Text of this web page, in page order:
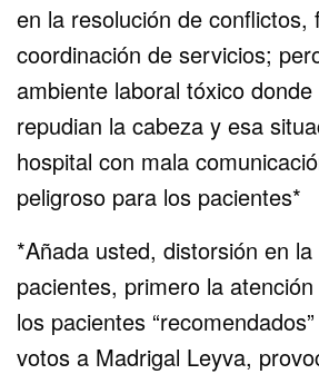
en la resolución de conflictos,
coordinación de servicios;
ambiente laboral tóxico
repudian la cabeza y esa
hospital con mala
peligroso para los pacientes*
*Añada usted, distorsión en
pacientes, primero la
los pacientes
votos a Madrigal Leyva,